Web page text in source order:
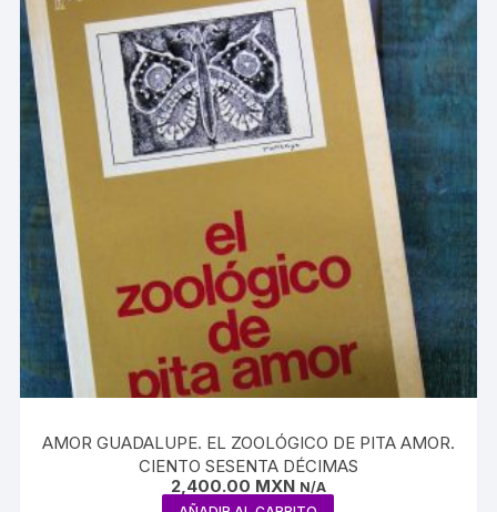
AMOR GUADALUPE. EL ZOOLÓGICO DE PITA AMOR.
CIENTO SESENTA DÉCIMAS
2,400.00 MXN N/A